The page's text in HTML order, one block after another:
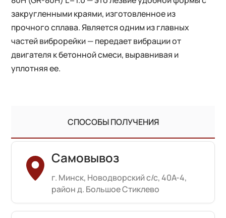
закругленными краями, изготовленное из
прочного сплава. Является одним из главных
частей виброрейки — передает вибрации от
двигателя к бетонной смеси, выравнивая и
уплотняя ее.
СПОСОБЫ ПОЛУЧЕНИЯ
Самовывоз
г. Минск, Новодворский с/с, 40А-4,
район д. Большое Стиклево